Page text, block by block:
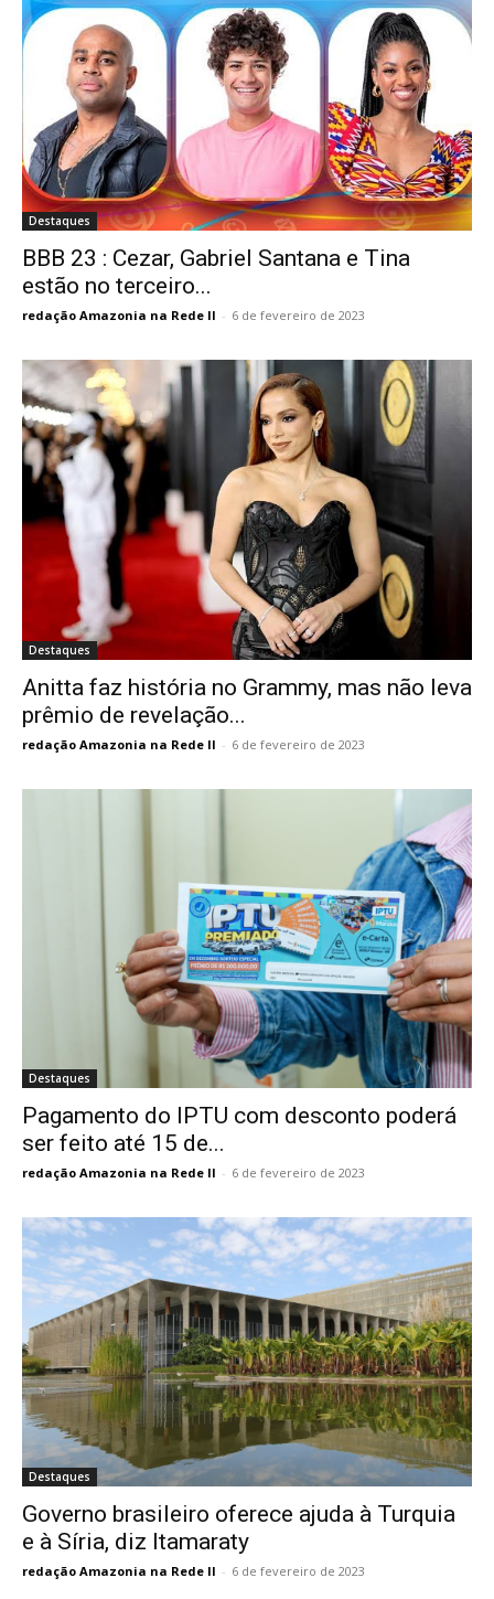
Destaques
BBB 23 : Cezar, Gabriel Santana e Tina
estão no terceiro...
redação Amazonia na Rede II - 6 de fevereiro de 2023
Destaques
Anitta faz história no Grammy, mas não leva
prêmio de revelação...
redação Amazonia na Rede II - 6 de fevereiro de 2023
Destaques
Pagamento do IPTU com desconto poderá
ser feito até 15 de...
redação Amazonia na Rede II - 6 de fevereiro de 2023
Destaques
Governo brasileiro oferece ajuda à Turquia
e à Síria, diz Itamaraty
redação Amazonia na Rede II - 6 de fevereiro de 2023